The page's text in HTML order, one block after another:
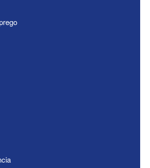
- Senado: Novo
e Pastor Jader
suplência de Major Fábio